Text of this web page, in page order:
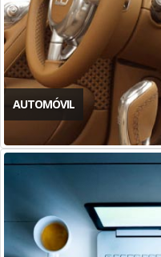
AUTOMÓVIL